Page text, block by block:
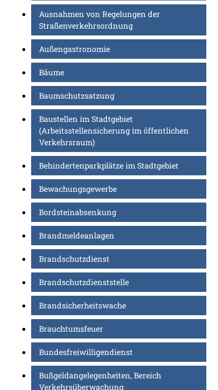
Ausnahmen von Regelungen der
Straßenverkehrsordnung
Außengastronomie
Bäume
Baumschutzsatzung
Baustellen im Stadtgebiet
(Arbeitsstellensicherung im öffentlichen
Verkehrsraum)
Behindertenparkplätze im Stadtgebiet
Bewachungsgewerbe
Bordsteinabsenkung
Brandmeldeanlagen
Brandschutzdienst
Brandschutzdienststelle
Brandsicherheitswache
Brauchtumsfeuer
Bundesfreiwilligendienst
Bußgeldangelegenheiten, Bereich
Verkehrsüberwachung